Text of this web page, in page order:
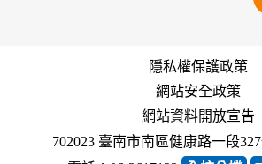
隱私權保護政策
網站安全政策
網站資料開放宣告
702023 臺南市南區健康路一段